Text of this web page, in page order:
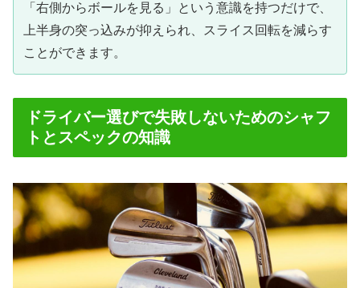
「右側からボールを見る」という意識を持つだけで、
上半身の突っ込みが抑えられ、スライス回転を減らす
ことができます。
ドライバー選びで失敗しないためのシャフ
トとスペックの知識